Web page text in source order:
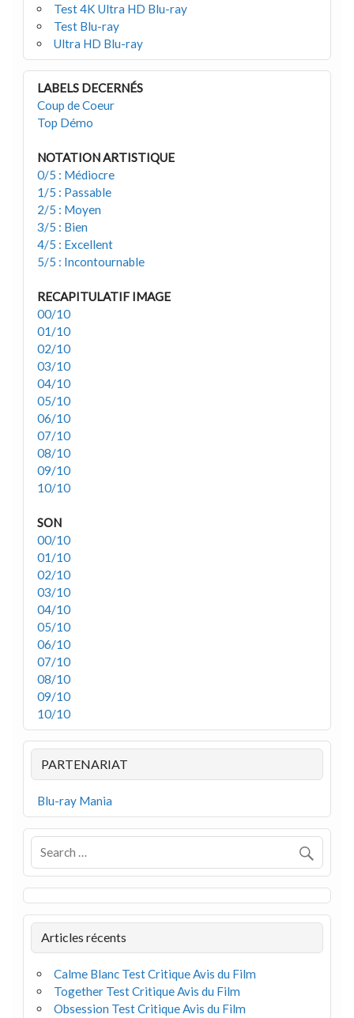
Test 4K Ultra HD Blu-ray
Test Blu-ray
Ultra HD Blu-ray
LABELS DECERNÉS
Coup de Coeur
Top Démo
NOTATION ARTISTIQUE
0/5 : Médiocre
1/5 : Passable
2/5 : Moyen
3/5 : Bien
4/5 : Excellent
5/5 : Incontournable
RECAPITULATIF IMAGE
00/10
01/10
02/10
03/10
04/10
05/10
06/10
07/10
08/10
09/10
10/10
SON
00/10
01/10
02/10
03/10
04/10
05/10
06/10
07/10
08/10
09/10
10/10
PARTENARIAT
Blu-ray Mania
Articles récents
Calme Blanc Test Critique Avis du Film
Together Test Critique Avis du Film
Obsession Test Critique Avis du Film